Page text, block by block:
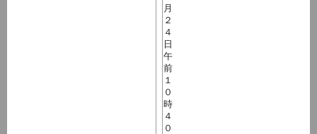
月
２
４
日
午
前
１
０
時
４
０